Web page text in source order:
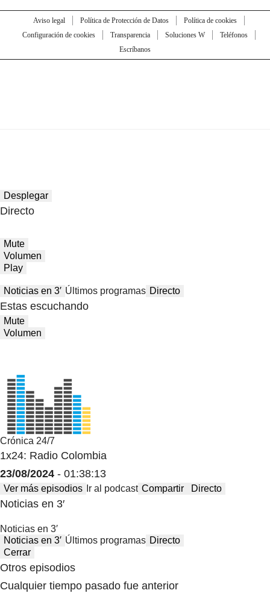
Aviso legal Política de Protección de Datos
Política de cookies
Configuración de cookies
Transparencia Soluciones W
Teléfonos
Escríbanos
Desplegar
Directo
Mute
Volumen
Play
Noticias en 3′ Últimos programas Directo
Estas escuchando
Mute
Volumen
Crónica 24/7
1x24: Radio Colombia
23/08/2024 - 01:38:13
Ver más episodios Ir al podcast Compartir Directo
Noticias en 3′
Noticias en 3′
Noticias en 3′ Últimos programas Directo
Cerrar
Otros episodios
Cualquier tiempo pasado fue anterior